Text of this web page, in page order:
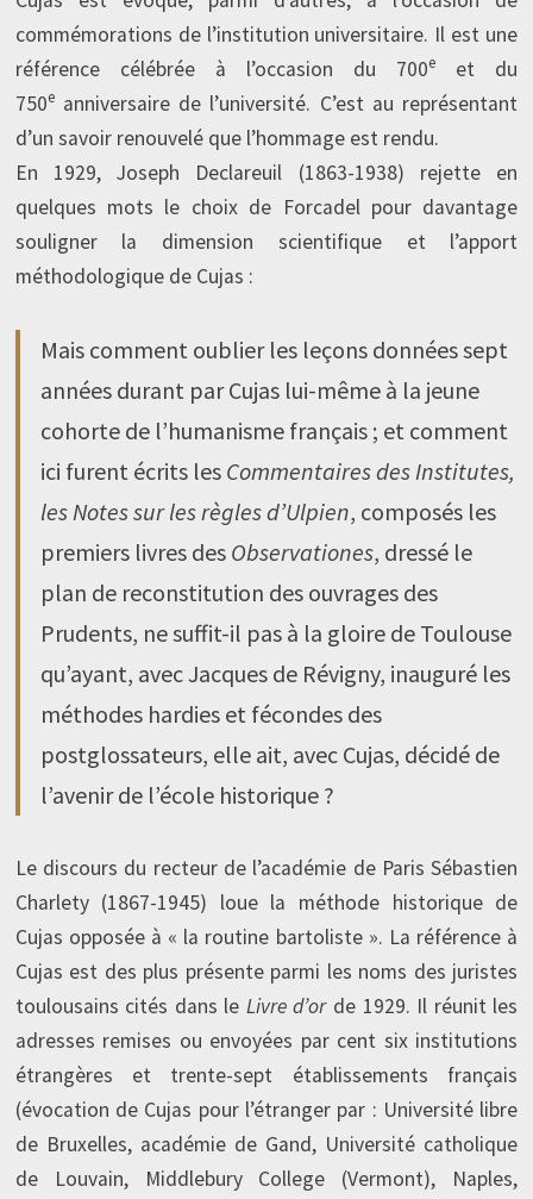
commémorations de l’institution universitaire. Il est une
référence célébrée à l’occasion du 700e
et du
750eanniversaire de l’université. C’est au représentant
d’un savoir renouvelé que l’hommage est rendu.
En 1929, Joseph Declareuil (1863-1938) rejette en
quelques mots le choix de Forcadel pour davantage
souligner la dimension scientifique et l’apport
méthodologique de Cujas :
Mais comment oublier les leçons données sept
années durant par Cujas lui-même à la jeune
cohorte de l’humanisme français ; et comment
ici furent écrits les Commentaires des Institutes,
les Notes sur les règles d’Ulpien, composés les
premiers livres des Observationes, dressé le
plan de reconstitution des ouvrages des
Prudents, ne suffit-il pas à la gloire de Toulouse
qu’ayant, avec Jacques de Révigny, inauguré les
méthodes hardies et fécondes des
postglossateurs, elle ait, avec Cujas, décidé de
l’avenir de l’école historique ?
Le discours du recteur de l’académie de Paris Sébastien
Charlety (1867-1945) loue la méthode historique de
Cujas opposée à « la routine bartoliste ». La référence à
Cujas est des plus présente parmi les noms des juristes
toulousains cités dans le Livre d’orde 1929. Il réunit les
adresses remises ou envoyées par cent six institutions
étrangères et trente-sept établissements français
(évocation de Cujas pour l’étranger par : Université libre
de Bruxelles, académie de Gand, Université catholique
de Louvain, Middlebury College (Vermont), Naples,